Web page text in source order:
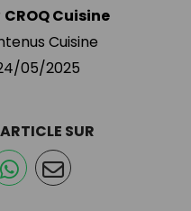
CROQ Cuisine
Cuisine
05/2025
SUR